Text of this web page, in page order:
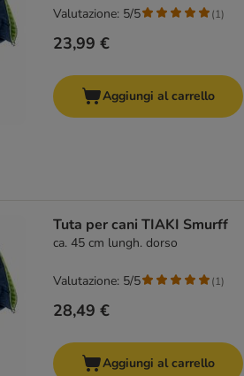
23,99 €
Valutazione: 5/5 (1)
Aggiungi al carrello
Tuta per cani TIAKI Smurff
ca. 45 cm lungh. dorso
28,49 €
Valutazione: 5/5 (1)
Aggiungi al carrello